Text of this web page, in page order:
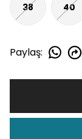
38 40
Paylaş: